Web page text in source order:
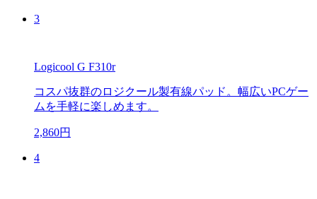
3
Logicool G F310r
コスパ抜群のロジクール製有線パッド。幅広いPCゲー
ムを手軽に楽しめます。
2,860円
4